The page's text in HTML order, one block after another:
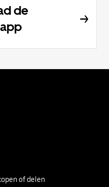
de
of delen